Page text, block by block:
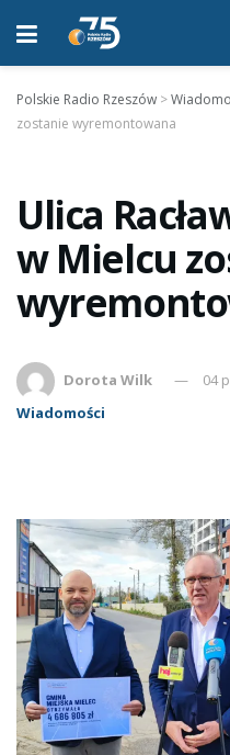
Polskie Radio Rzeszów >
zostanie wyremontowana
Ulica
w Mielcu
Dorota Wilk
04
Wiadomości